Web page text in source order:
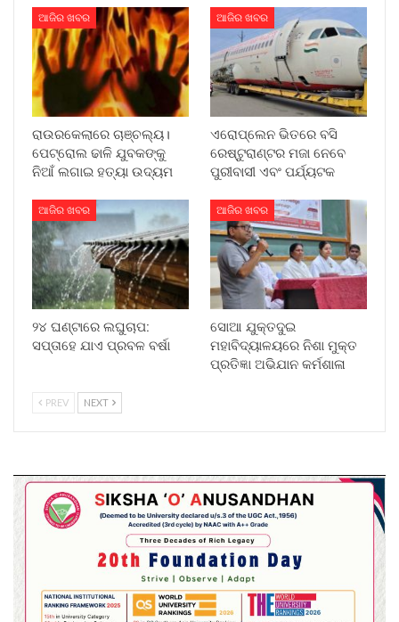
ଆଜିର ଖବର
ରାଉରକେଲାରେ ଚାଞ୍ଚଲ୍ୟ।
ପେଟ୍ରୋଲ ଢାଳି ଯୁବକଙ୍କୁ
ନିଆଁ ଲଗାଇ ହତ୍ୟା ଉଦ୍ୟମ
ଆଜିର ଖବର
ଏରୋପ୍ଲେନ ଭିତରେ ବସି
ରେଷ୍ଟୁରାଣ୍ଟର ମଜା ନେବେ
ପୁରୀବାସୀ ଏବଂ ପର୍ଯ୍ୟଟକ
ଆଜିର ଖବର
୨୪ ଘଣ୍ଟାରେ ଲଘୁଚାପ:
ସପ୍ତାହେ ଯାଏ ପ୍ରବଳ ବର୍ଷା
ଆଜିର ଖବର
ସୋଆ ଯୁକ୍ତଦୁଇ
ମହାବିଦ୍ୟାଳୟରେ ନିଶା ମୁକ୍ତ
ପ୍ରତିଜ୍ଞା ଅଭିଯାନ କର୍ମଶାଳା
PREV NEXT